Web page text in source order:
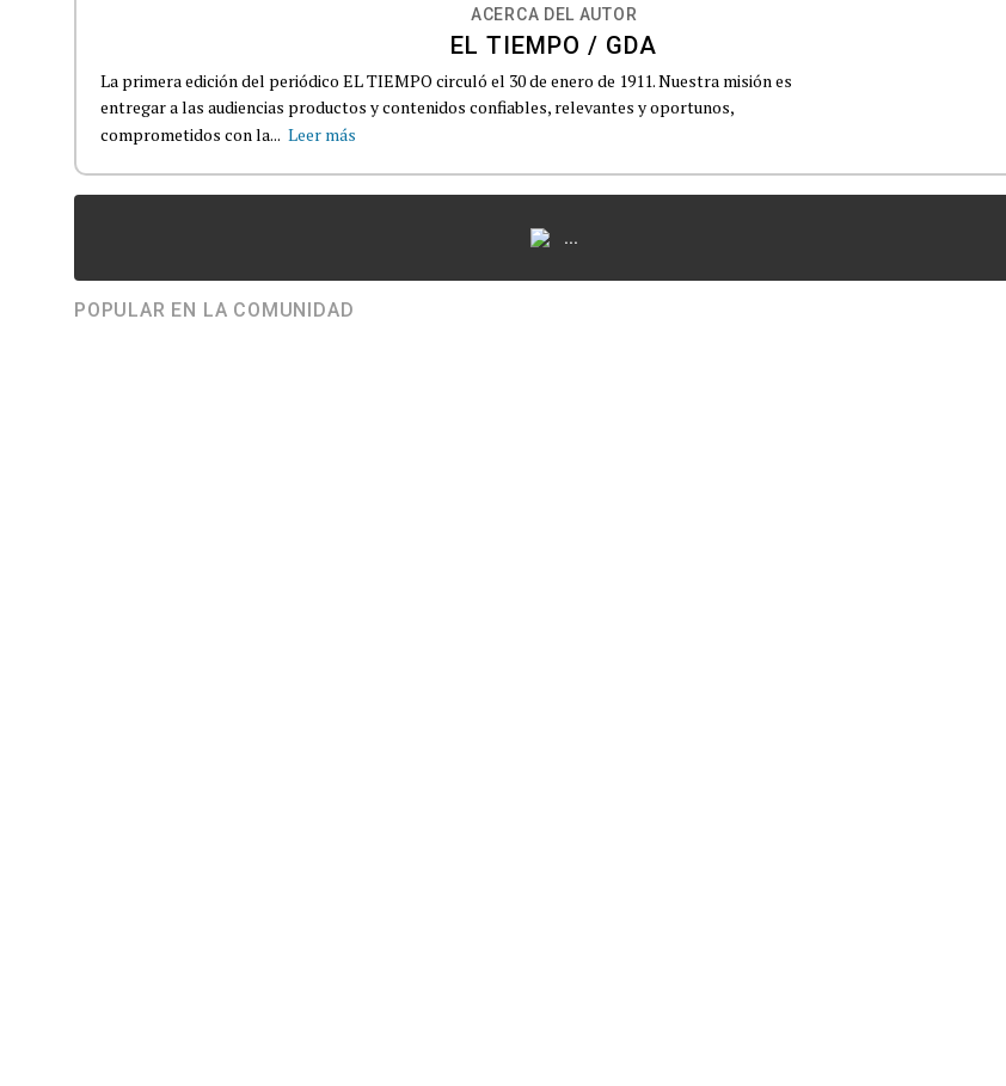
ACERCA DEL AUTOR
EL TIEMPO / GDA
La primera edición del periódico EL TIEMPO circuló el 30 de enero de 1911. Nuestra misión es
entregar a las audiencias productos y contenidos confiables, relevantes y oportunos,
comprometidos con la... Leer más
...
POPULAR EN LA COMUNIDAD